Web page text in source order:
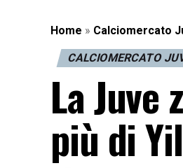
Home » Calciomercato
CALCIOMERCATO
La
più di